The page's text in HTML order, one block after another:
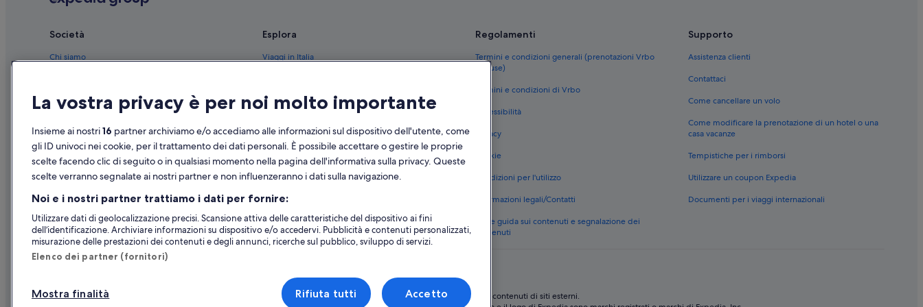
Società
Chi siamo
Aggiungi la tua struttura
Novità e comunicati stampa
Pubblicità
Esplora
Viaggi in Italia
Case vacanze in Italia
Voli domestici
Noleggio auto in Italia
Regolamenti
Termini e condizioni generali (prenotazioni Vrbo
escluse)
Termini e condizioni di Vrbo
Accessibilità
Privacy
Cookie
Condizioni per l'utilizzo
Informazioni legali/Contatti
Linee guida sui contenuti e segnalazione dei
contenuti
Supporto
Assistenza clienti
Contattaci
Come cancellare un volo
Come modificare la prenotazione di un hotel o una
casa vacanze
Tempistiche per i rimborsi
Utilizzare un coupon Expedia
Documenti per i viaggi internazionali
Expedia, Inc. non è responsabile dei contenuti di siti esterni.
La vostra privacy è per noi molto importante
Insieme ai nostri16 partner archiviamo e/o accediamo alle informazioni sul dispositivo dell'utente, come
gli ID univoci nei cookie, per il trattamento dei dati personali. È possibile accettare o gestire le proprie
scelte facendo clic di seguito o in qualsiasi momento nella pagina dell'informativa sulla privacy. Queste
scelte verranno segnalate ai nostri partner e non influenzeranno i dati sulla navigazione.
Noi e i nostri partner trattiamo i dati per fornire:
Utilizzare dati di geolocalizzazione precisi. Scansione attiva delle caratteristiche del dispositivo ai fini
dell’identificazione. Archiviare informazioni su dispositivo e/o accedervi. Pubblicità e contenuti personalizzati,
misurazione delle prestazioni dei contenuti e degli annunci, ricerche sul pubblico, sviluppo di servizi.
Elenco dei partner (fornitori)
Mostra finalità Rifiuta tutti Accetto